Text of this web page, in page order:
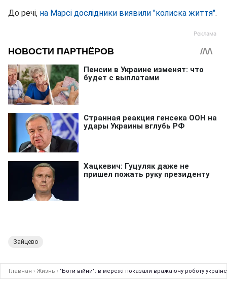
До речі, на Марсі дослідники виявили "колиска життя".
Зайцево
Главная › Жизнь › "Боги війни": в мережі показали вражаючу роботу